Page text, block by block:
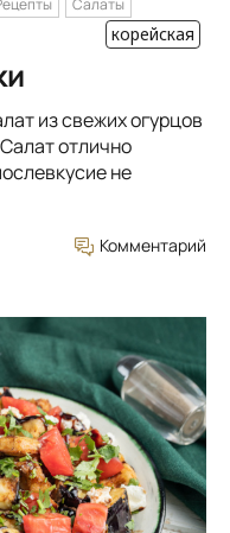
Салаты
корейская
из свежих огурцов
отлично
не
Комментарий